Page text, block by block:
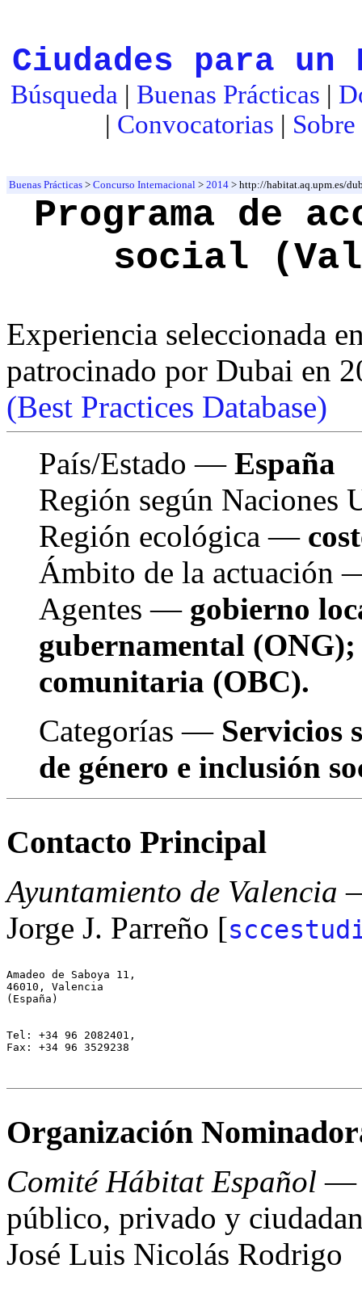
Ciudades para un
Búsqueda | Buenas Prácticas |
| Convocatorias |
Buenas Prácticas > Concurso Internacional > 2014 > http://habitat.aq.upm.es/
Programa de
social
Experiencia seleccionada
patrocinado por Dubai en
(Best Practices Database)
País/Estado — España
Región según
Región ecológica —
Ámbito de la
Agentes — gobierno
gubernamental
comunitaria (OBC).
Categorías — Servicios
de género e inclusión
Contacto Principal
Ayuntamiento de Valencia
Jorge J. Parreño [
Amadeo de Saboya 11,
46010, Valencia
(España)
Tel: +34 96 2082401,
Fax: +34 96 3529238
Organización
Comité Hábitat Español —
público, privado y
José Luis Nicolás Rodrigo